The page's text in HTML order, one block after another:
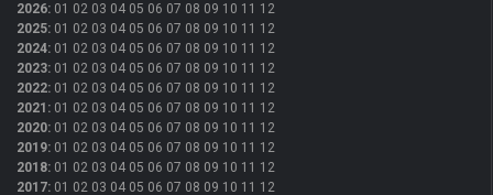
2026: 01 02 03 04 05 06 07 08 09 10 11 12
2025: 01 02 03 04 05 06 07 08 09 10 11 12
2024: 01 02 03 04 05 06 07 08 09 10 11 12
2023: 01 02 03 04 05 06 07 08 09 10 11 12
2022: 01 02 03 04 05 06 07 08 09 10 11 12
2021 : 01 02 03 04 05 06 07 08 09 10 11 12
2020: 01 02 03 04 05 06 07 08 09 10 11 12
2019: 01 02 03 04 05 06 07 08 09 10 11 12
2018: 01 02 03 04 05 06 07 08 09 10 11 12
2017: 01 02 03 04 05 06 07 08 09 10 11 12